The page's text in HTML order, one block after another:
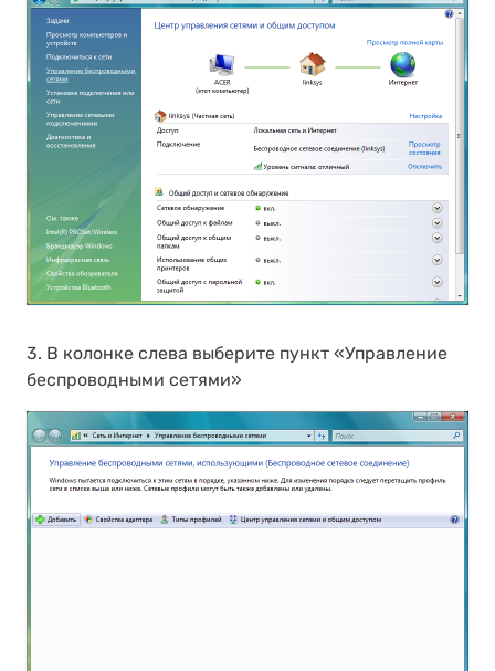
3. В колонке слева выберите пункт «Управление
беспроводными сетями»